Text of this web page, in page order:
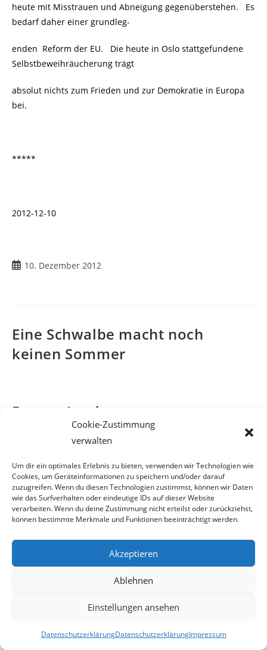
Cookie-Zustimmung
verwalten
Um dir ein optimales Erlebnis zu bieten, verwenden wir Technologien wie
Cookies, um Geräteinformationen zu speichern und/oder darauf
zuzugreifen. Wenn du diesen Technologien zustimmst, können wir Daten
wie das Surfverhalten oder eindeutige IDs auf dieser Website
verarbeiten. Wenn du deine Zustimmung nicht erteilst oder zurückziehst,
können bestimmte Merkmale und Funktionen beeinträchtigt werden.
Akzeptieren
Ablehnen
Einstellungen ansehen
DatenschutzerklärungDatenschutzerklärungImpressum
heute mit Misstrauen und Abneigung gegenüberstehen. Es
bedarf daher einer grundleg-
enden Reform der EU. Die heute in Oslo stattgefundene
Selbstbeweihräucherung trägt
absolut nichts zum Frieden und zur Demokratie in Europa
bei.
*****
2012-12-10
Beitrag10. Dezember 2012
Eine Schwalbe macht noch
keinen Sommer
Fantasy-Land
Nachfolgend sehen Sie ein
Woche in Oberösterreich stattfand. Bei diesem meinte
der ÖVP-Jungpolitiker Sebastian Kurz
unter anderem, dass man die Integration in Österreich als
gelungen betrachten könne. Bitte
beachten Sie die vom Cateringservice aufgestellten
Tabletts mit Snacks, die sich links und
Staatssekretär für Integration befinden.